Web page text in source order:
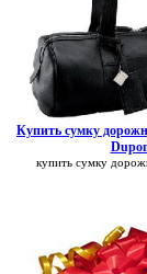
Купить сумку
купить сумку